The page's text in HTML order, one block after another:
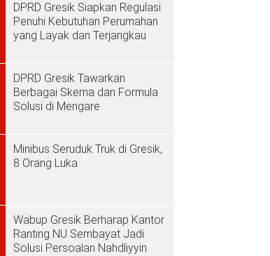
DPRD Gresik Siapkan Regulasi
Penuhi Kebutuhan Perumahan
yang Layak dan Terjangkau
DPRD Gresik Tawarkan
Berbagai Skema dan Formula
Solusi di Mengare
Minibus Seruduk Truk di Gresik,
8 Orang Luka
Wabup Gresik Berharap Kantor
Ranting NU Sembayat Jadi
Solusi Persoalan Nahdliyyin